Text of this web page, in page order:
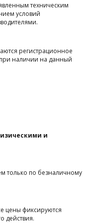
техническим
условий
регистрационное
наличии на данный
и
только по безналичному
цены фиксируются
действия.